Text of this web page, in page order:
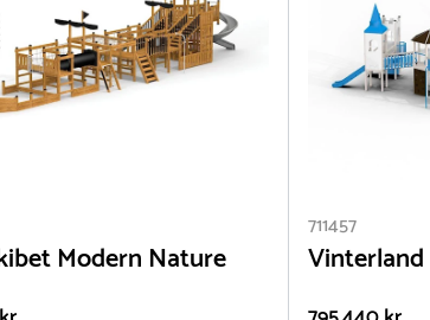
Modern Nature
711457
Vinterland